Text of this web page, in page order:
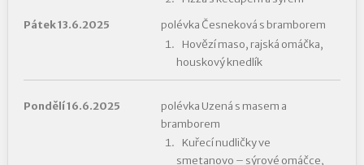
Pátek 13.6.2025
polévka Česneková s bramborem
Hovězí maso, rajská omáčka,
houskový knedlík
Pondělí 16.6.2025
polévka Uzená s masem a
bramborem
Kuřecí nudličky ve
smetanovo – sýrové omáčce,